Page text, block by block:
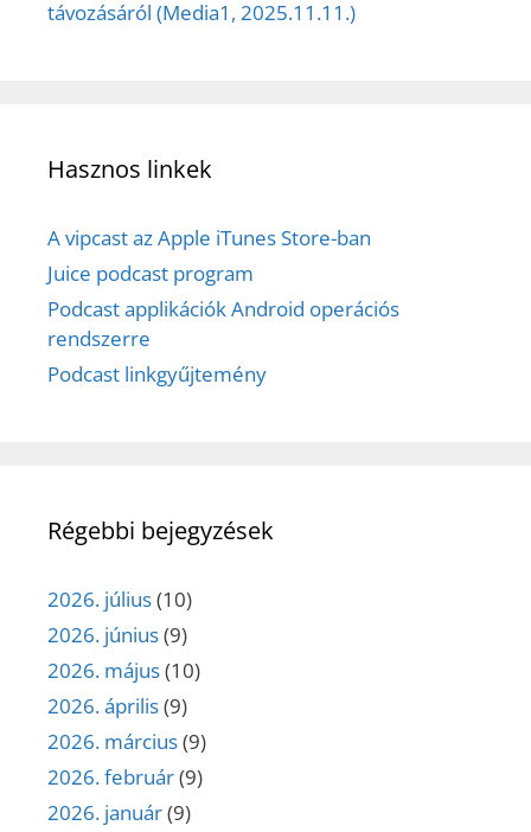
távozásáról (Media1, 2025.11.11.)
Hasznos linkek
A vipcast az Apple iTunes Store-ban
Juice podcast program
Podcast applikációk Android operációs
rendszerre
Podcast linkgyűjtemény
Régebbi bejegyzések
2026. július(10)
2026. június(9)
2026. május(10)
2026. április(9)
2026. március(9)
2026. február(9)
2026. január(9)